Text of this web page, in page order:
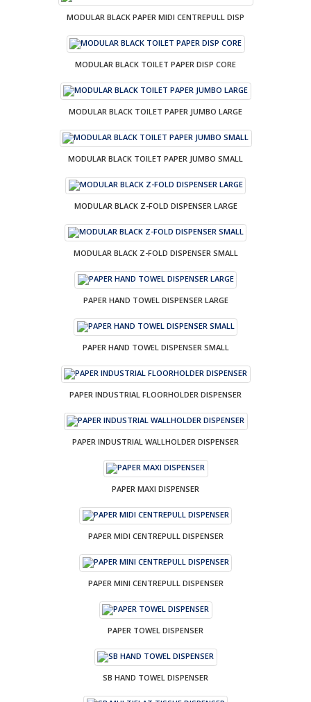
MODULAR BLACK PAPER MIDI CENTREPULL DISP
MODULAR BLACK TOILET PAPER DISP CORE
MODULAR BLACK TOILET PAPER JUMBO LARGE
MODULAR BLACK TOILET PAPER JUMBO SMALL
MODULAR BLACK Z-FOLD DISPENSER LARGE
MODULAR BLACK Z-FOLD DISPENSER SMALL
PAPER HAND TOWEL DISPENSER LARGE
PAPER HAND TOWEL DISPENSER SMALL
PAPER INDUSTRIAL FLOORHOLDER DISPENSER
PAPER INDUSTRIAL WALLHOLDER DISPENSER
PAPER MAXI DISPENSER
PAPER MIDI CENTREPULL DISPENSER
PAPER MINI CENTREPULL DISPENSER
PAPER TOWEL DISPENSER
SB HAND TOWEL DISPENSER